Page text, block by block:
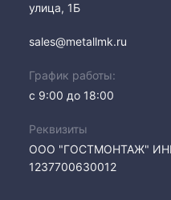
улица, 1Б
sales@metallmk.ru
График работы:
с 9:00 до 18:00
Реквизиты
ООО "ГОСТМОНТАЖ"
1237700630012